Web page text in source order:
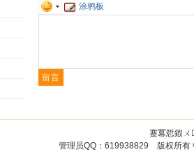
涂鸦板
蹇冪悊鍜
管理员QQ：619938829 版权所有